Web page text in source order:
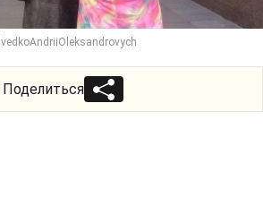
Поделиться